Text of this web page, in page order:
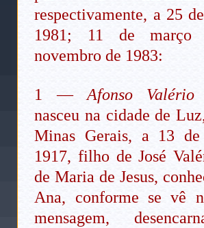
respectivamente, a 25
1981; 11 de
novembro de 1983:
1 —Afonso Valério
nasceu na cidade de
Minas Gerais, a 13 de
1917, filho de José
de Maria de Jesus,
Ana, conforme se vê
mensagem,